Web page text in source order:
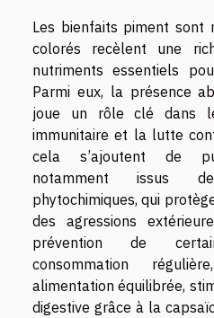
Les bienfaits piment sont
colorés recèlent une
nutriments essentiels
Parmi eux, la présence
joue un rôle clé dans
immunitaire et la lutte
cela s’ajoutent de
notamment issus
phytochimiques, qui
des agressions
prévention de
consommation
alimentation équilibrée,
digestive grâce à la